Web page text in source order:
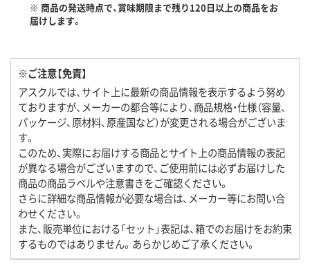
※ 商品の発送時点で、賞味期限まで残り120日以上の商品をお
届けします。
※ご注意【免責】
アスクルでは、サイト上に最新の商品情報を表示するよう努め
ておりますが、メーカーの都合等により、商品規格・仕様（容量、
パッケージ、原材料、原産国など）が変更される場合がございま
す。
このため、実際にお届けする商品とサイト上の商品情報の表記
が異なる場合がございますので、ご使用前には必ずお届けした
商品の商品ラベルや注意書きをご確認ください。
さらに詳細な商品情報が必要な場合は、メーカー等にお問い合
わせください。
また、販売単位における「セット」表記は、箱でのお届けをお約束
するものではありません。あらかじめご了承ください。